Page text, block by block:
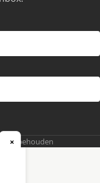
voorbehouden
×